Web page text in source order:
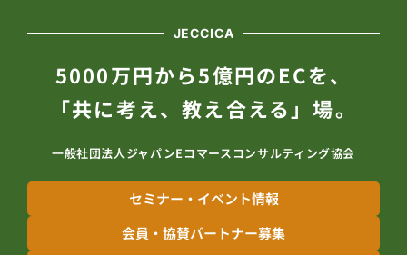
JECCICA
5000万円から5億円のECを、
「共に考え、教え合える」場。
一般社団法人ジャパンEコマースコンサルティング協会
セミナー・イベント情報
会員・協賛パートナー募集